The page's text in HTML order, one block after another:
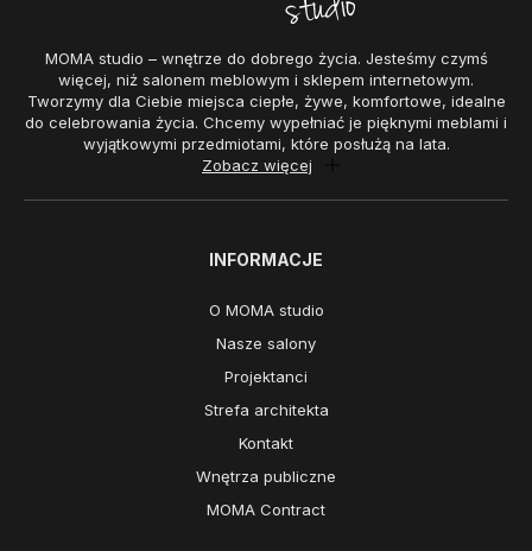
MOMA studio – wnętrze do dobrego życia. Jesteśmy czymś
więcej, niż salonem meblowym i sklepem internetowym.
Tworzymy dla Ciebie miejsca ciepłe, żywe, komfortowe, idealne
do celebrowania życia. Chcemy wypełniać je pięknymi meblami i
wyjątkowymi przedmiotami, które posłużą na lata.
Zobacz więcej
INFORMACJE
O MOMA studio
Nasze salony
Projektanci
Strefa architekta
Kontakt
Wnętrza publiczne
MOMA Contract